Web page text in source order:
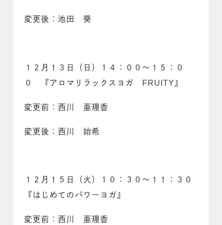
変更後：池田 葵
１２月１３日（日）１４：００～１５：０
０ 『アロマリラックスヨガ FRUITY』
変更前：西川 亜理香
変更後：西川 始希
１２月１５日（火）１０：３０～１１：３０
『はじめてのパワーヨガ』
変更前：西川 亜理香